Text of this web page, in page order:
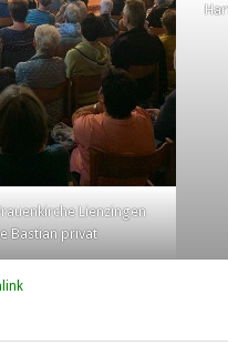
Lienzingen
Bastian privat